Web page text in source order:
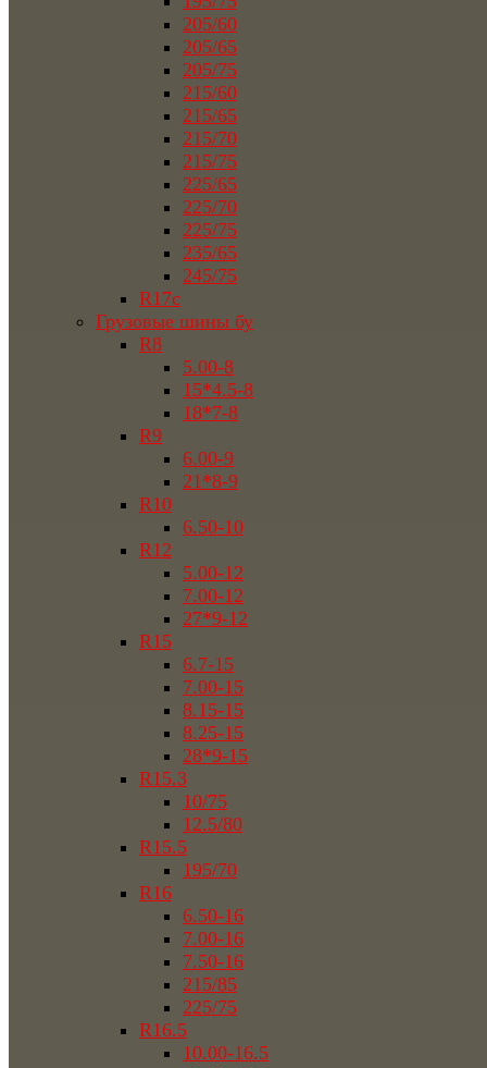
205/60
205/65
205/75
215/60
215/65
215/70
215/75
225/65
225/70
225/75
235/65
245/75
R17c
Грузовые шины бу
R8
5.00-8
15*4.5-8
18*7-8
R9
6.00-9
21*8-9
R10
6.50-10
R12
5.00-12
7.00-12
27*9-12
R15
6.7-15
7.00-15
8.15-15
8.25-15
28*9-15
R15.3
10/75
12.5/80
R15.5
195/70
R16
6.50-16
7.00-16
7.50-16
215/85
225/75
R16.5
10.00-16.5